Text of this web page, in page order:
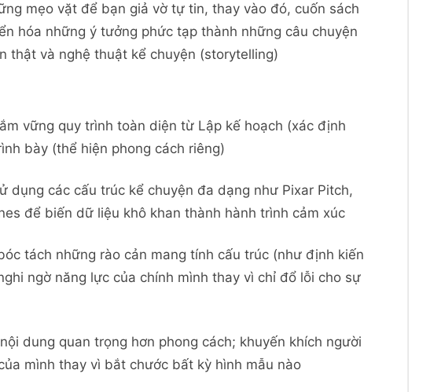
mẹo vặt để bạn giả vờ tự tin, thay vào đó, cuốn sách
hóa những ý tưởng phức tạp thành những câu chuyện
thật và nghệ thuật kể chuyện (storytelling)
vững quy trình toàn diện từ Lập kế hoạch (xác định
bày (thể hiện phong cách riêng)
dụng các cấu trúc kể chuyện đa dạng như Pixar Pitch,
để biến dữ liệu khô khan thành hành trình cảm xúc
tách những rào cản mang tính cấu trúc (như định kiến
ngờ năng lực của chính mình thay vì chỉ đổ lỗi cho sự
dung quan trọng hơn phong cách; khuyến khích người
mình thay vì bắt chước bất kỳ hình mẫu nào